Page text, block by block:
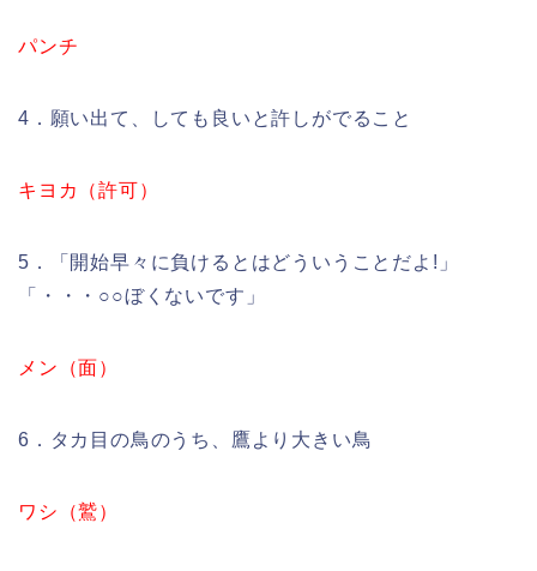
パンチ
4．願い出て、しても良いと許しがでること
キヨカ（許可）
5．「開始早々に負けるとはどういうことだよ!」
「・・・○○ぼくないです」
メン（面）
6．タカ目の鳥のうち、鷹より大きい鳥
ワシ（鷲）